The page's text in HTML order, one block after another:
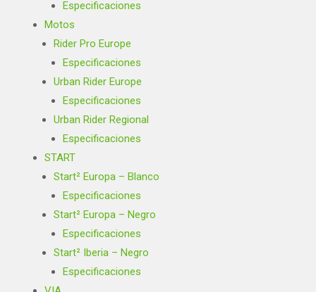
Especificaciones
Motos
Rider Pro Europe
Especificaciones
Urban Rider Europe
Especificaciones
Urban Rider Regional
Especificaciones
START
Start² Europa – Blanco
Especificaciones
Start² Europa – Negro
Especificaciones
Start² Iberia – Negro
Especificaciones